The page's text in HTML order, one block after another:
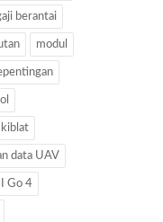
berantai
modul
kiblat
data UAV
Go 4